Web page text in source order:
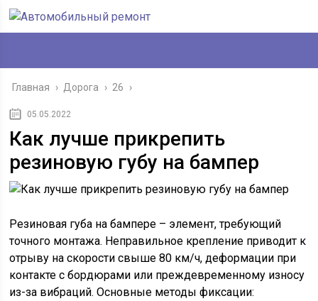
Главная › Дорога › 26 ›
05.05.2022
Как лучше прикрепить
резиновую губу на бампер
Резиновая губа на бампере – элемент, требующий
точного монтажа. Неправильное крепление приводит к
отрыву на скорости свыше 80 км/ч, деформации при
контакте с бордюрами или преждевременному износу
из-за вибраций. Основные методы фиксации: